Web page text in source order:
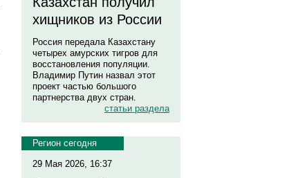
хищников из России
Россия передала Казахстану
четырех амурских тигров для
восстановления популяции.
Владимир Путин назвал этот
проект частью большого
партнерства двух стран.
статьи раздела
Регион сегодня
29 Мая 2026, 16:37